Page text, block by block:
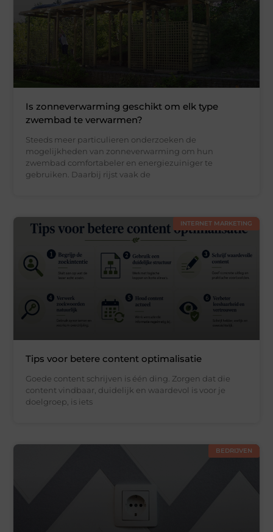
Is zonneverwarming geschikt om elk type
zwembad te verwarmen?
Steeds meer particulieren onderzoeken de
mogelijkheden van zonneverwarming om hun
zwembad comfortabeler en energiezuiniger te
gebruiken. Daarbij rijst vaak de
INTERNET MARKETING
Tips voor betere content optimalisatie
Goede content schrijven is één ding. Zorgen dat die
content vindbaar, duidelijk en waardevol is voor je
doelgroep, is iets
BEDRIJVEN